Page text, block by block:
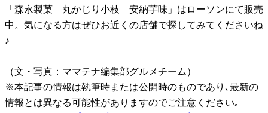
「森永製菓 丸かじり小枝 安納芋味」はローソンにて販売
中。気になる方はぜひお近くの店舗で探してみてくださいね
♪
（文・写真：ママテナ編集部グルメチーム）
※本記事の情報は執筆時または公開時のものであり､最新の
情報とは異なる可能性がありますのでご注意ください｡